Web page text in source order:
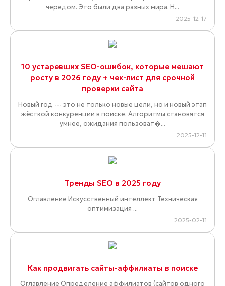
чередом. Это были два разных мира. Н...
2025-12-17
10 устаревших SEO-ошибок, которые мешают
росту в 2026 году + чек-лист для срочной
проверки сайта
Новый год --- это не только новые цели, но и новый этап
жёсткой конкуренции в поиске. Алгоритмы становятся
умнее, ожидания пользоват�...
2025-12-11
Тренды SEO в 2025 году
Оглавление Искусственный интеллект Техническая
оптимизация ...
2025-02-11
Как продвигать сайты-аффилиаты в поиске
Оглавление Определение аффилиатов (сайтов одного